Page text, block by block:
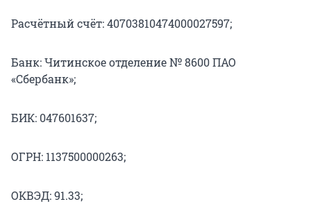
Расчётный счёт: 40703810474000027597;
Банк: Читинское отделение № 8600 ПАО
«Сбербанк»;
БИК: 047601637;
ОГРН: 1137500000263;
ОКВЭД: 91.33;